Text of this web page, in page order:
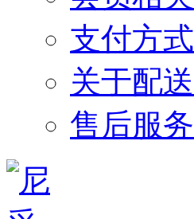
支付方式
关于配送
售后服务